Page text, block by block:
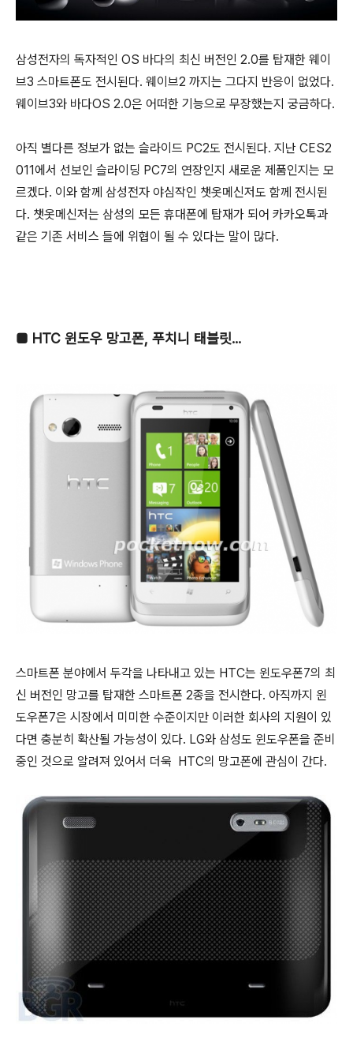
삼성전자의 독자적인 OS 바다의 최신 버전인 2.0를 탑재한 웨이
브3 스마트폰도 전시된다. 웨이브2 까지는 그다지 반응이 없었다.
웨이브3와 바다OS 2.0은 어떠한 기능으로 무장했는지 궁금하다.
아직 별다른 정보가 없는 슬라이드 PC2도 전시된다. 지난 CES2
011에서 선보인 슬라이딩 PC7의 연장인지 새로운 제품인지는 모
르겠다. 이와 함께 삼성전자 야심작인 챗옷메신저도 함께 전시된
다. 챗옷메신저는 삼성의 모든 휴대폰에 탑재가 되어 카카오톡과
같은 기존 서비스 들에 위협이 될 수 있다는 말이 많다.
■ HTC 윈도우 망고폰, 푸치니 태블릿...
스마트폰 분야에서 두각을 나타내고 있는 HTC는 윈도우폰7의 최
신 버전인 망고를 탑재한 스마트폰 2종을 전시한다. 아직까지 윈
도우폰7은 시장에서 미미한 수준이지만 이러한 회사의 지원이 있
다면 충분히 확산될 가능성이 있다. LG와 삼성도 윈도우폰을 준비
중인 것으로 알려져 있어서 더욱 HTC의 망고폰에 관심이 간다.